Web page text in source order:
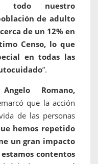
todo nuestro
de adulto
de un 12% en
Censo, lo que
en todas las
”.
Angelo Romano,
que la acción
de las personas
hemos repetido
un gran impacto
contentos